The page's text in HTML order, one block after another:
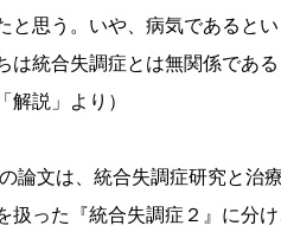
思う。いや、病気であると
統合失調症とは無関係であ
説」より）
論文は、統合失調症研究と
った『統合失調症２』に分